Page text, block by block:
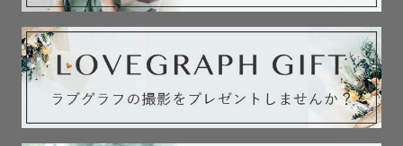
を形に残すこと
少しでも想いに共感できる方、まだ予約に迷っている方で
もぜひ一度ご連絡ください✨